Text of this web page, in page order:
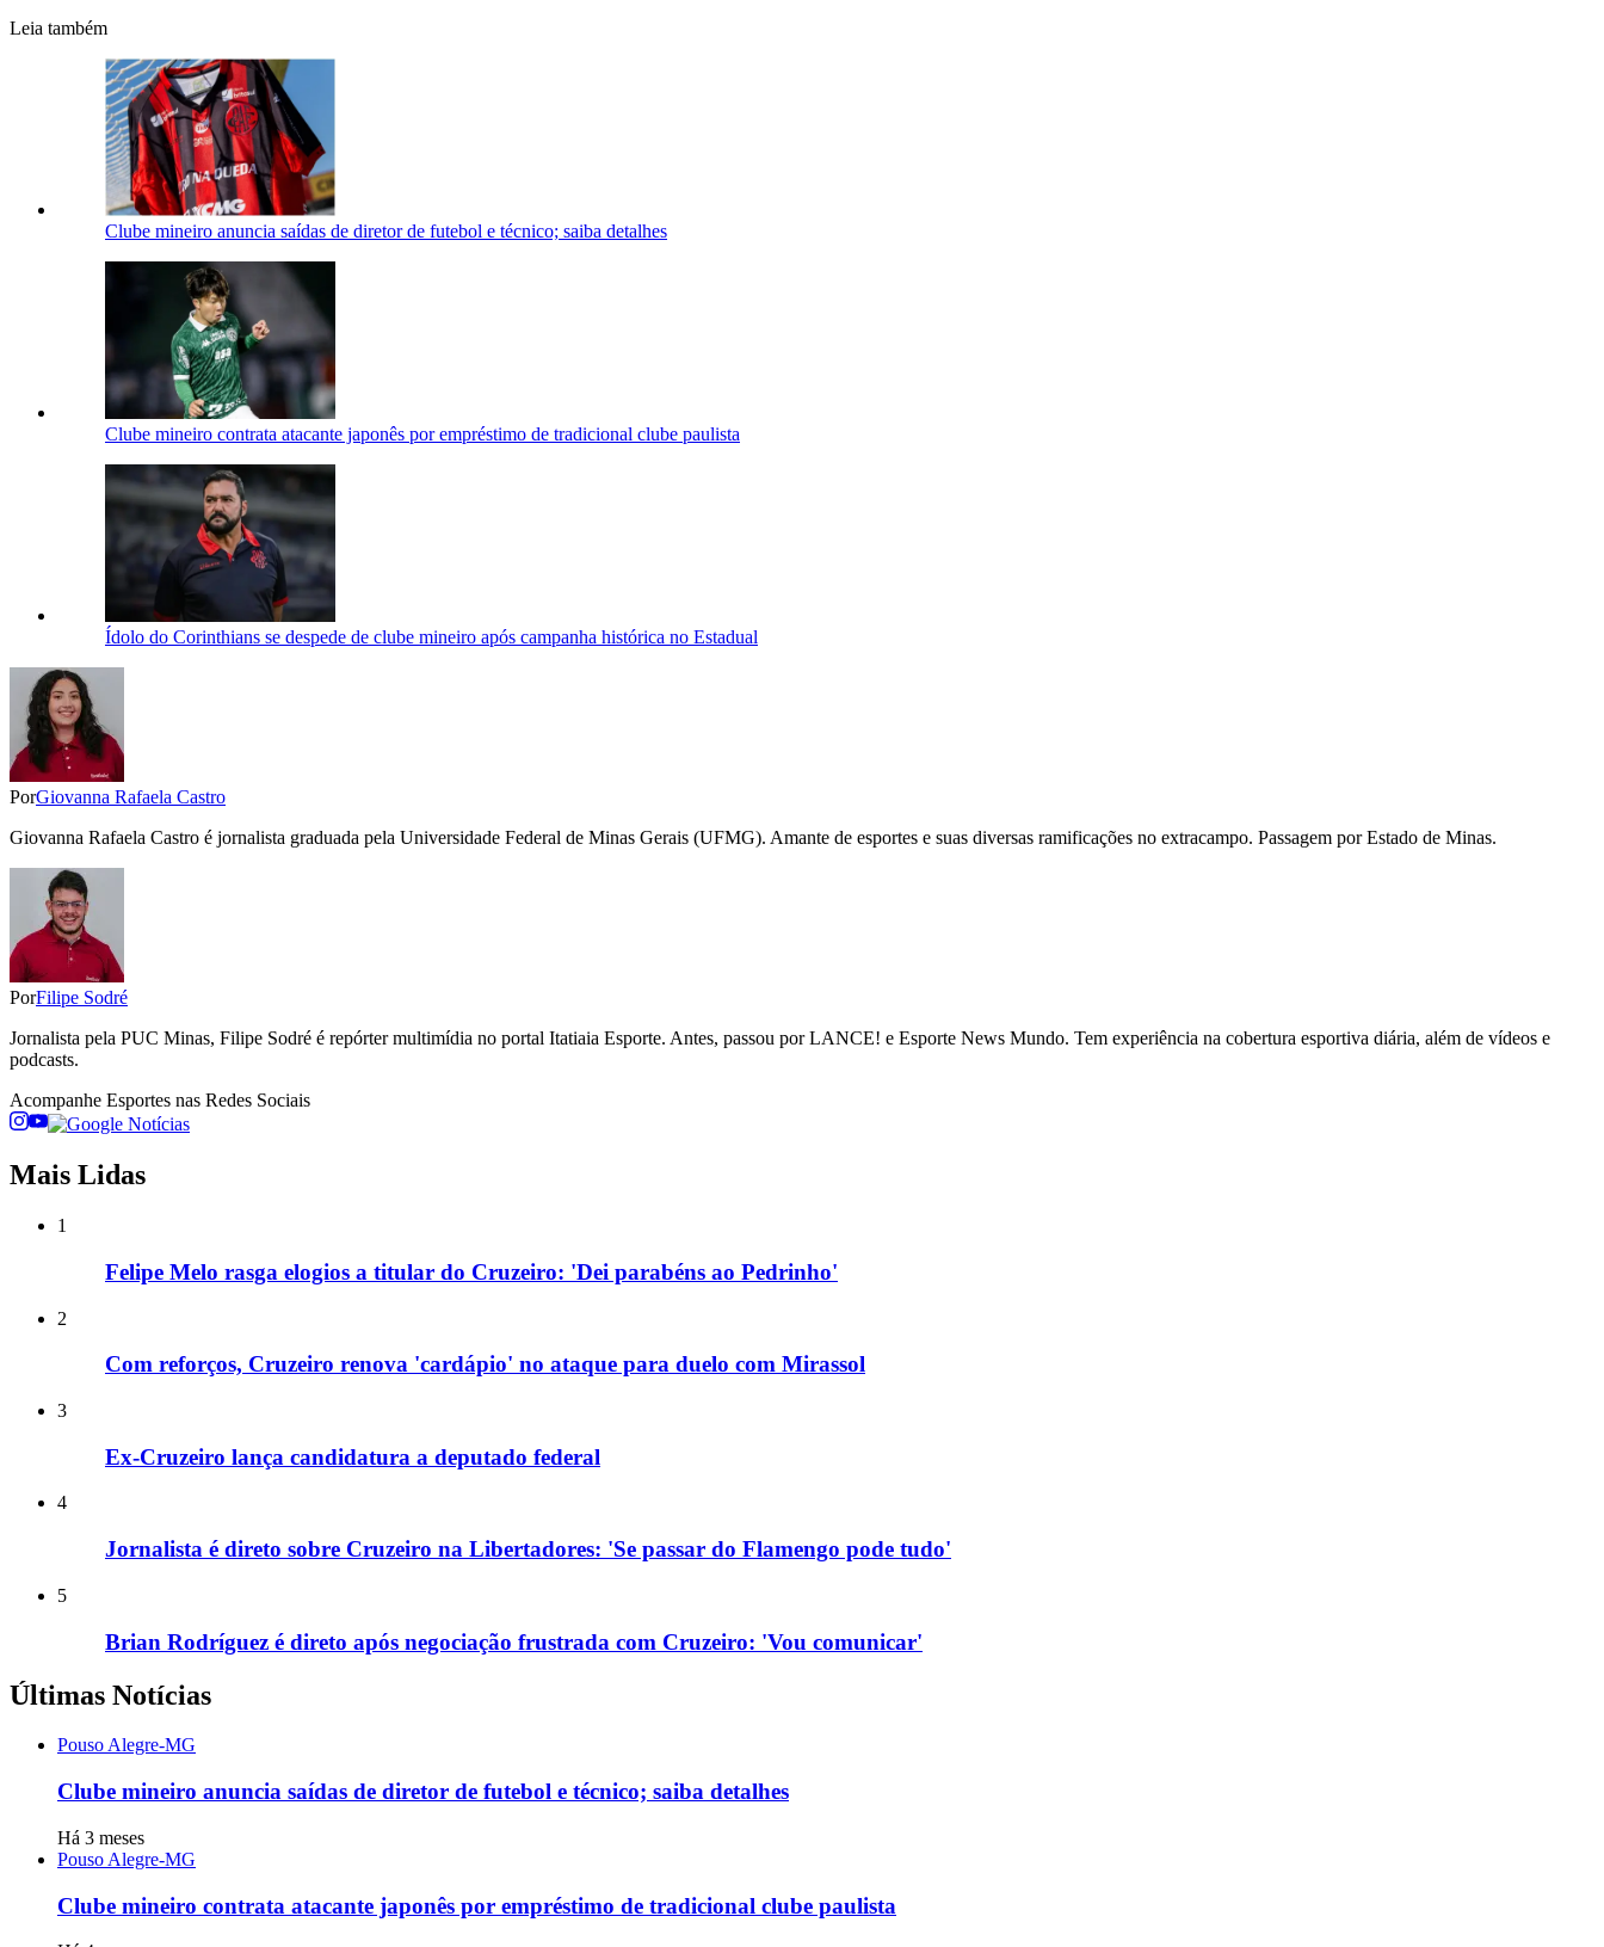
Leia também
Clube mineiro anuncia saídas de diretor de futebol e técnico; saiba detalhes
Clube mineiro contrata atacante japonês por empréstimo de tradicional clube paulista
Ídolo do Corinthians se despede de clube mineiro após campanha histórica no Estadual
PorGiovanna Rafaela Castro
Giovanna Rafaela Castro é jornalista graduada pela Universidade Federal de Minas Gerais (UFMG). Amante de esportes e suas diversas ramificações no extracampo. Passagem por Estado de Minas.
PorFilipe Sodré
Jornalista pela PUC Minas, Filipe Sodré é repórter multimídia no portal Itatiaia Esporte. Antes, passou por LANCE! e Esporte News Mundo. Tem experiência na cobertura esportiva diária, além de vídeos e
podcasts.
Acompanhe Esportes nas Redes Sociais
Mais Lidas
1
Felipe Melo rasga elogios a titular do Cruzeiro: 'Dei parabéns ao Pedrinho'
2
Com reforços, Cruzeiro renova 'cardápio' no ataque para duelo com Mirassol
3
Ex-Cruzeiro lança candidatura a deputado federal
4
Jornalista é direto sobre Cruzeiro na Libertadores: 'Se passar do Flamengo pode tudo'
5
Brian Rodríguez é direto após negociação frustrada com Cruzeiro: 'Vou comunicar'
Últimas Notícias
Pouso Alegre-MG
Clube mineiro anuncia saídas de diretor de futebol e técnico; saiba detalhes
Há 3 meses
Pouso Alegre-MG
Clube mineiro contrata atacante japonês por empréstimo de tradicional clube paulista